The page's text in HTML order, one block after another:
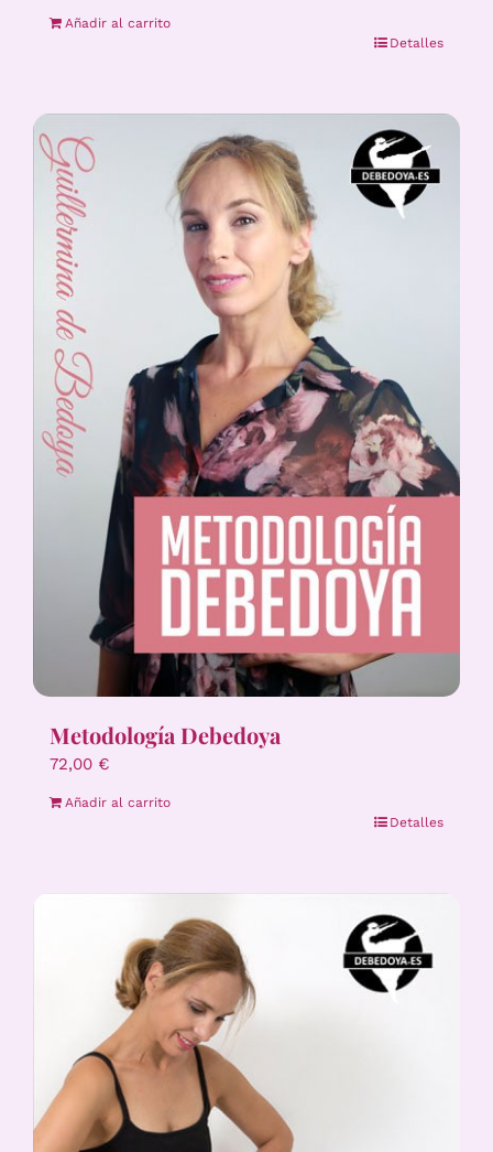
Añadir al carrito
Detalles
Metodología Debedoya
72,00 €
Añadir al carrito
Detalles